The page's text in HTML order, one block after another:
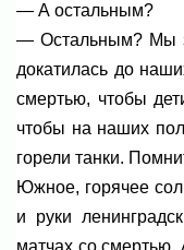
— А остальным?
— Остальным? Мы
докатилась до
смертью, чтобы
чтобы на наших
горели танки.
Южное, горячее
и руки